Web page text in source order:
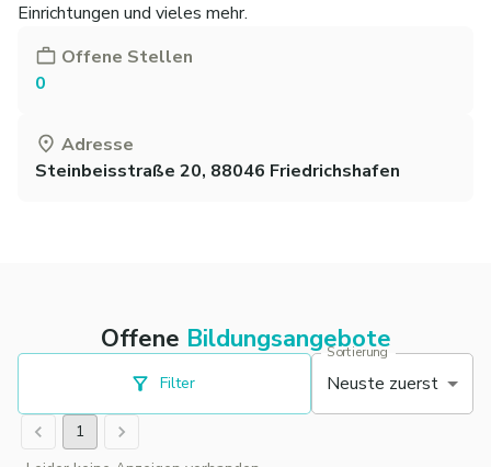
Einrichtungen und vieles mehr.
Offene Stellen
0
Adresse
Steinbeisstraße 20, 88046 Friedrichshafen
Offene Bildungsangebote
Filter
Sortierung
Neuste zuerst
1